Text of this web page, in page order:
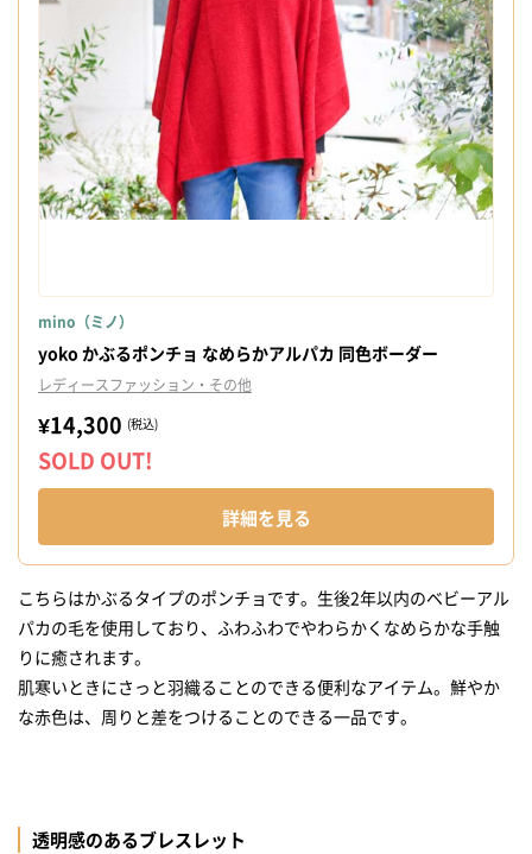
mino（ミノ）
yoko かぶるポンチョ なめらかアルパカ 同色ボーダー
レディースファッション・その他
¥14,300 (税込)
SOLD OUT!
詳細を見る
こちらはかぶるタイプのポンチョです。生後2年以内のベビーアル
パカの毛を使用しており、ふわふわでやわらかくなめらかな手触
りに癒されます。
肌寒いときにさっと羽織ることのできる便利なアイテム。鮮やか
な赤色は、周りと差をつけることのできる一品です。
透明感のあるブレスレット